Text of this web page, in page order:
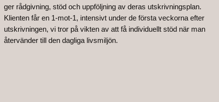
ger rådgivning, stöd och uppföljning av deras utskrivningsplan.
Klienten får en 1-mot-1, intensivt under de första veckorna efter
utskrivningen, vi tror på vikten av att få individuellt stöd när man
återvänder till den dagliga livsmiljön.